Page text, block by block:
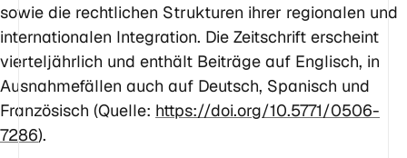
sowie die rechtlichen Strukturen ihrer regionalen und
internationalen Integration. Die Zeitschrift erscheint
vierteljährlich und enthält Beiträge auf Englisch, in
Ausnahmefällen auch auf Deutsch, Spanisch und
Französisch (Quelle: https://doi.org/10.5771/0506-
7286).